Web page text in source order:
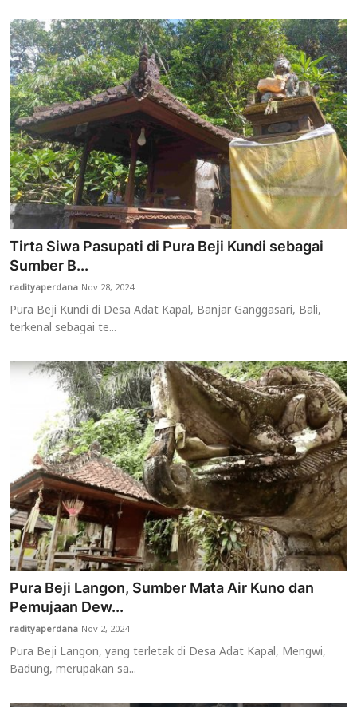
Tirta Siwa Pasupati di Pura Beji Kundi sebagai
Sumber B...
radityaperdana Nov 28, 2024
Pura Beji Kundi di Desa Adat Kapal, Banjar Ganggasari, Bali,
terkenal sebagai te...
Pura Beji Langon, Sumber Mata Air Kuno dan
Pemujaan Dew...
radityaperdana Nov 2, 2024
Pura Beji Langon, yang terletak di Desa Adat Kapal, Mengwi,
Badung, merupakan sa...